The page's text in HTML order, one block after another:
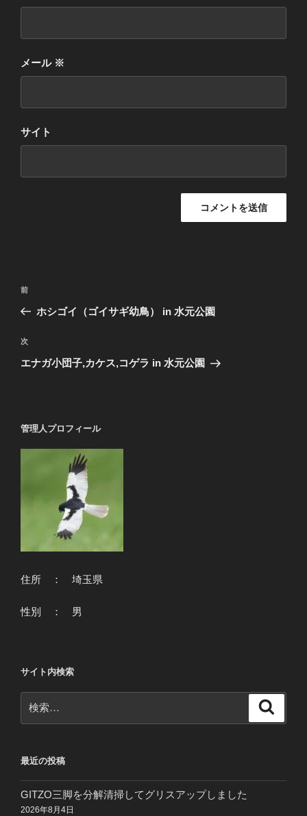
メール ※
サイト
投
ナ
ビ
ゲ
ン
前
の
稿
前
ホシゴイ（ゴイサギ幼鳥） in 水元公園
次
の
次
エナガ小団子,カケス,コゲラ in 水元公園
管理人プロフィール
住所 ： 埼玉県
性別 ： 男
サイト内検索
索:
最近の投稿
GITZO三脚を分解清掃してグリスアップしました
2026年8月4日